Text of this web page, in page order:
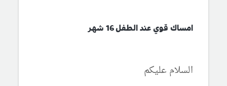
امساك قوي عند الطفل 16 شهر
السلام عليكم